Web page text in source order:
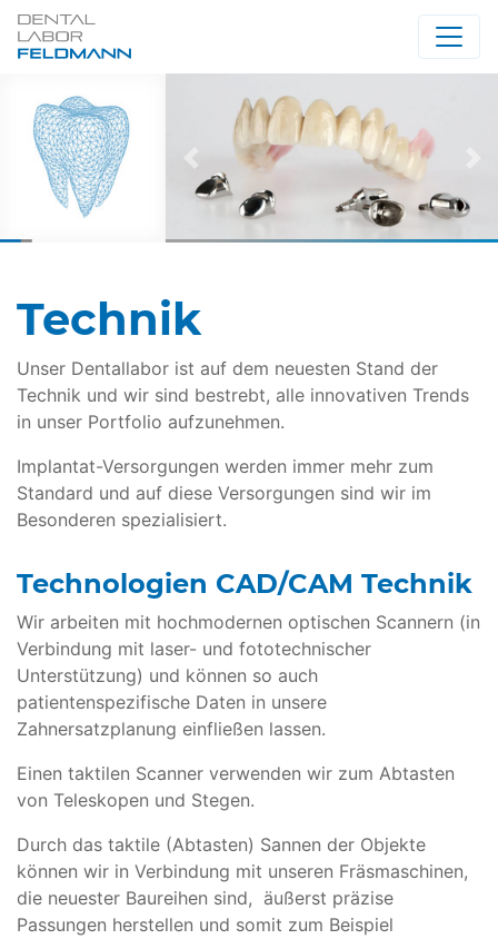
Vorherige
Technik
Unser Dentallabor ist auf dem neuesten Stand der
Technik und wir sind bestrebt, alle innovativen Trends
in unser Portfolio aufzunehmen.
Implantat-Versorgungen werden immer mehr zum
Standard und auf diese Versorgungen sind wir im
Besonderen spezialisiert.
Technologien CAD/CAM Technik
Wir arbeiten mit hochmodernen optischen Scannern (in
Verbindung mit laser- und fototechnischer
Unterstützung) und können so auch
patientenspezifische Daten in unsere
Zahnersatzplanung einfließen lassen.
Einen taktilen Scanner verwenden wir zum Abtasten
von Teleskopen und Stegen.
Durch das taktile (Abtasten) Sannen der Objekte
können wir in Verbindung mit unseren Fräsmaschinen,
die neuester Baureihen sind, äußerst präzise
Passungen herstellen und somit zum Beispiel